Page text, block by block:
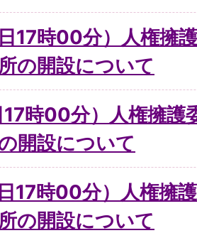
17時00分）人権擁
の開設について
17時00分）人権擁護
開設について
17時00分）人権擁
の開設について